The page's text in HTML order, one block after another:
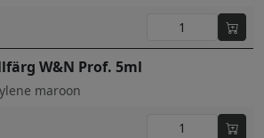
W&N Prof. 5ml
maroon